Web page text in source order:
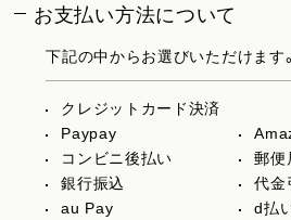
お支払い方法について
下記の中からお選びいただけます。
クレジットカード決済
Paypay
コンビニ後払い
郵便
銀行振込
代金
au Pay
d払